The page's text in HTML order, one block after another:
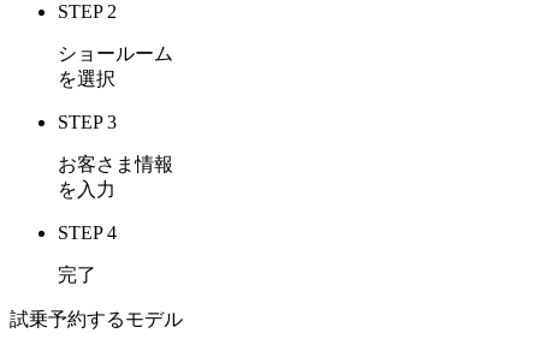
STEP 2
ショールーム
を選択
STEP 3
お客さま情報
を入力
STEP 4
完了
試乗予約するモデル